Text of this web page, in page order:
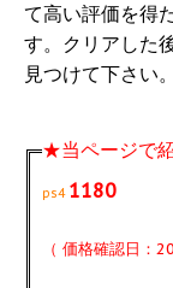
て高い評価を得
す。クリアした
見つけて下さい。
★当ページで
ps4 1180
（ 価格確認日：